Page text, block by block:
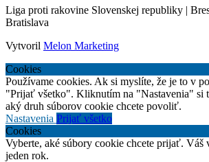
Liga proti rakovine Slovenskej republiky |
Bratislava
Vytvoril Melon Marketing
Cookies
Používame cookies. Ak si myslíte, že je to v
"Prijať všetko". Kliknutím na "Nastavenia" si
aký druh súborov cookie chcete povoliť.
Nastavenia Prijať všetko
Cookies
Vyberte, aké súbory cookie chcete prijať. Váš
jeden rok.